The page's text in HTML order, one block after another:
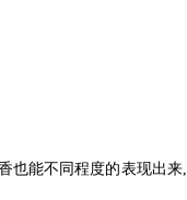
也能不同程度的表现出来,